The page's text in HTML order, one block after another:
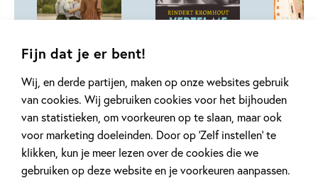
Fijn dat je er bent!
Wij, en derde partijen, maken op onze websites gebruik
van cookies. Wij gebruiken cookies voor het bijhouden
van statistieken, om voorkeuren op te slaan, maar ook
voor marketing doeleinden. Door op ‘Zelf instellen’ te
klikken, kun je meer lezen over de cookies die we
gebruiken op deze website en je voorkeuren aanpassen.
Bloomsbury –
Anders dan wij
Rindert Kromhout
18
Bloomsbury –
Vertel me wie wij
waren
Rindert Kromhout
Die dag
augustus
Annemarie